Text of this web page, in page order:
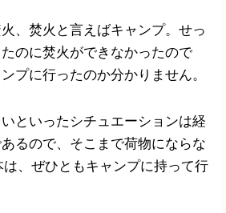
、焚火と言えばキャンプ。せっ
のに焚火ができなかったので
プに行ったのか分かりません。
といったシチュエーションは経
るので、そこまで荷物にならな
、ぜひともキャンプに持って行